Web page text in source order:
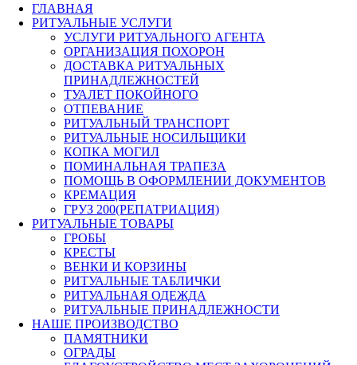
ГЛАВНАЯ
РИТУАЛЬНЫЕ УСЛУГИ
УСЛУГИ РИТУАЛЬНОГО АГЕНТА
ОРГАНИЗАЦИЯ ПОХОРОН
ДОСТАВКА РИТУАЛЬНЫХ
ПРИНАДЛЕЖНОСТЕЙ
ТУАЛЕТ ПОКОЙНОГО
ОТПЕВАНИЕ
РИТУАЛЬНЫЙ ТРАНСПОРТ
РИТУАЛЬНЫЕ НОСИЛЬЩИКИ
КОПКА МОГИЛ
ПОМИНАЛЬНАЯ ТРАПЕЗА
ПОМОЩЬ В ОФОРМЛЕНИИ ДОКУМЕНТОВ
КРЕМАЦИЯ
ГРУЗ 200(РЕПАТРИАЦИЯ)
РИТУАЛЬНЫЕ ТОВАРЫ
ГРОБЫ
КРЕСТЫ
ВЕНКИ И КОРЗИНЫ
РИТУАЛЬНЫЕ ТАБЛИЧКИ
РИТУАЛЬНАЯ ОДЕЖДА
РИТУАЛЬНЫЕ ПРИНАДЛЕЖНОСТИ
НАШЕ ПРОИЗВОДСТВО
ПАМЯТНИКИ
ОГРАДЫ